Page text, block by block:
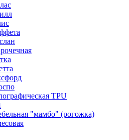
TPU
"мамбо" (рогожка)